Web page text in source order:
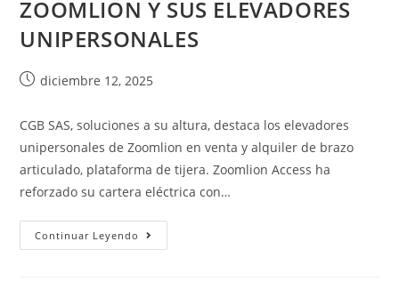
ZOOMLION Y SUS ELEVADORES
UNIPERSONALES
diciembre 12, 2025
CGB SAS, soluciones a su altura, destaca los elevadores
unipersonales de Zoomlion en venta y alquiler de brazo
articulado, plataforma de tijera. Zoomlion Access ha
reforzado su cartera eléctrica con…
Continuar Leyendo